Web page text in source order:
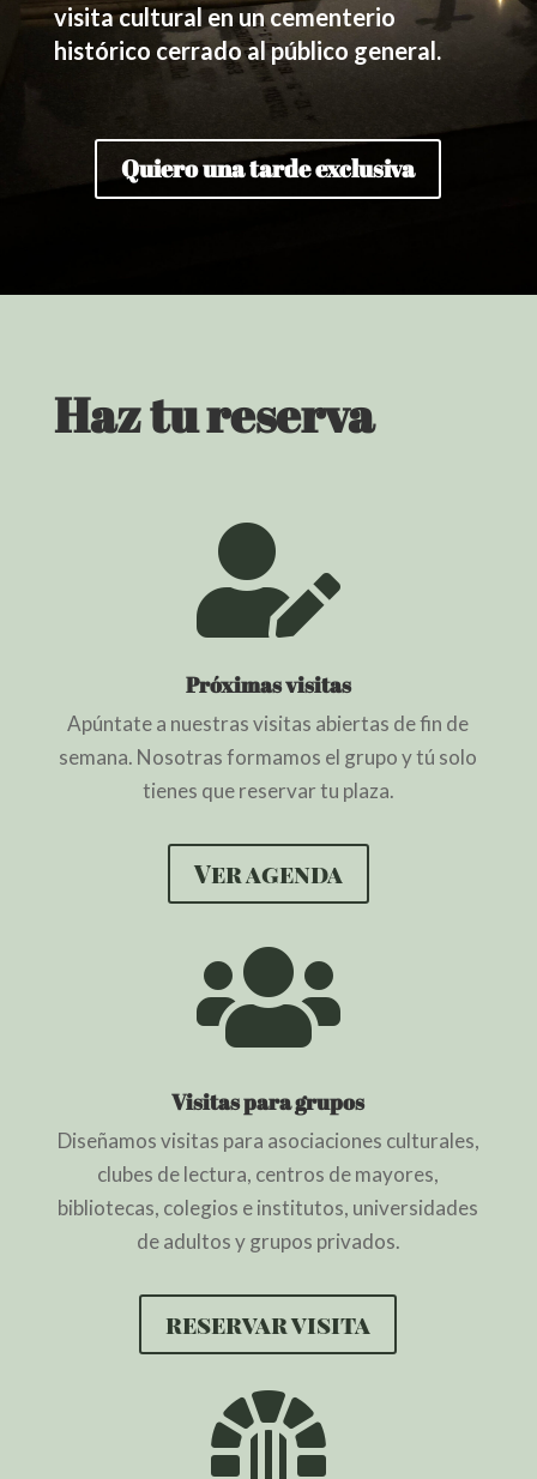
visita cultural en un cementerio
histórico cerrado al público general.
Quiero una tarde exclusiva
Haz tu reserva

Próximas visitas
Apúntate a nuestras visitas abiertas de fin de
semana. Nosotras formamos el grupo y tú solo
tienes que reservar tu plaza.
Ver agenda

Visitas para grupos
Diseñamos visitas para asociaciones culturales,
clubes de lectura, centros de mayores,
bibliotecas, colegios e institutos, universidades
de adultos y grupos privados.
reservar visita
